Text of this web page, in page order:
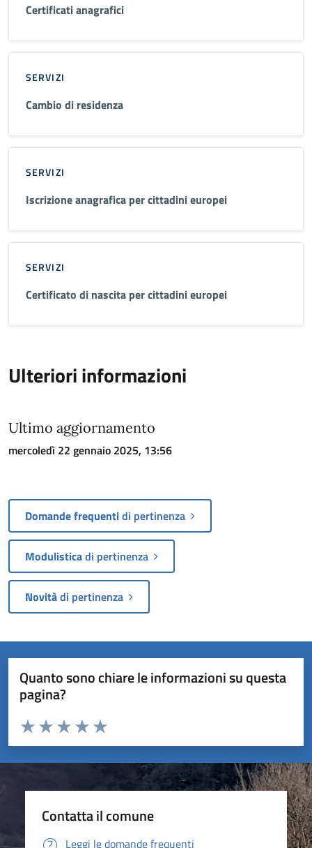
Certificati anagrafici
SERVIZI
Cambio di residenza
SERVIZI
Iscrizione anagrafica per cittadini europei
SERVIZI
Certificato di nascita per cittadini europei
Ulteriori informazioni
Ultimo aggiornamento
mercoledì 22 gennaio 2025, 13:56
Domande frequentidi pertinenza
Modulisticadi pertinenza
Novitàdi pertinenza
Quanto sono chiare le informazioni su questa
pagina?
Valuta da 1 a 5 stelle la pagina
Valuta 5 stelle su 5
Valuta 4 stelle su 5
Valuta 3 stelle su 5
Valuta 2 stelle su 5
Valuta 1 stelle su 5
Contatta il comune
Leggi le domande frequenti